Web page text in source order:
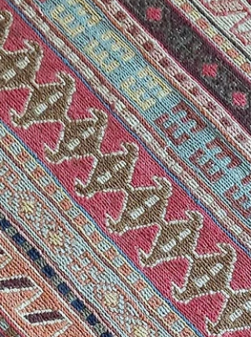
るところ。暮らしの道具って、モチーフにする
と、なんだかとっても愛らしかったりします。
隅には底の平べったい水差し。こちらは、食事の
時に食卓...